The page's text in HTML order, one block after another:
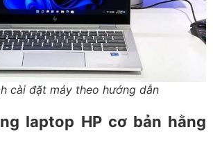
cài đặt máy theo hướng dẫn
laptop HP cơ bản hằng